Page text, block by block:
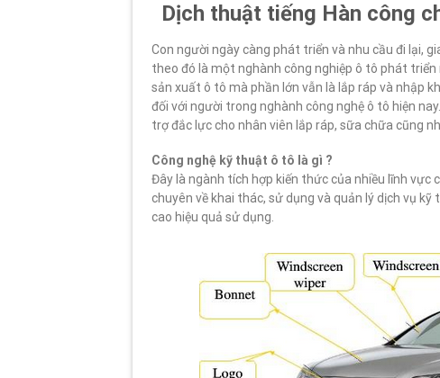
Dịch thuật tiếng Hàn công
Con người ngày càng phát triển và nhu cầu đi lại,
theo đó là một nghành công nghiệp ô tô phát
sản xuất ô tô mà phần lớn vẫn là lắp ráp và nhập
đối với người trong nghành công nghệ ô tô hiện
trợ đắc lực cho nhân viên lắp ráp, sữa chữa cũng
Công nghệ kỹ thuật ô tô là gì ?
Đây là ngành tích hợp kiến thức của nhiều lĩnh vực
chuyên về khai thác, sử dụng và quản lý dịch vụ
cao hiệu quả sử dụng.